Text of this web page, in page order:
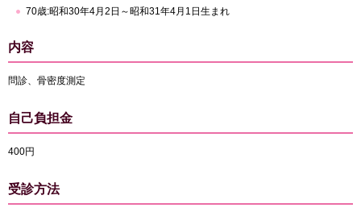
70歳:昭和30年4月2日～昭和31年4月1日生まれ
内容
問診、骨密度測定
自己負担金
400円
受診方法